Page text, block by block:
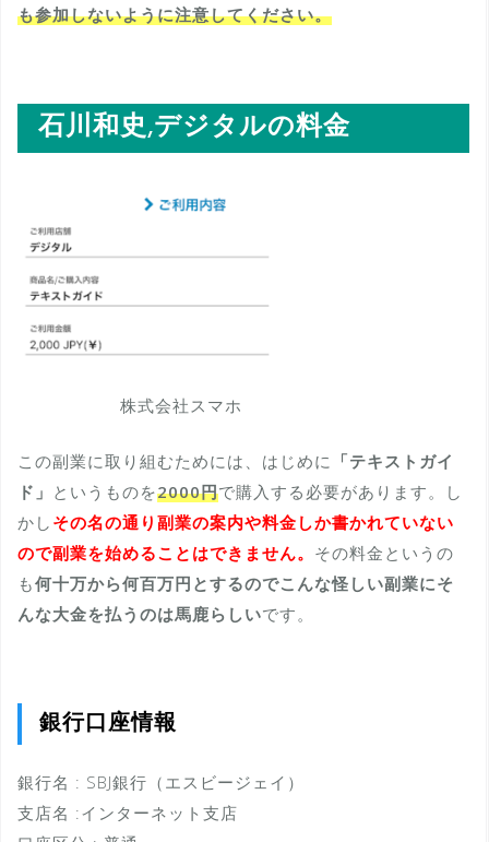
も参加しないように注意してください。
石川和史,デジタルの料金
株式会社スマホ
この副業に取り組むためには、はじめに 「テキストガイ
ド」 というものを2000円で購入する必要があります。し
かし その名の通り副業の案内や料金しか書かれていない
ので副業を始めることはできません。 その料金というの
も何十万から何百万円とするのでこんな怪しい副業にそ
んな大金を払うのは馬鹿らしいです。
銀行口座情報
銀行名 : SBJ銀行（エスビージェイ）
支店名 :インターネット支店